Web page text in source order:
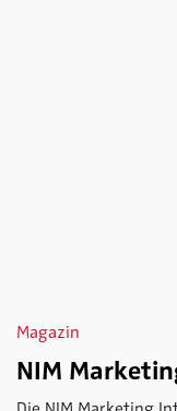
Magazin
NIM